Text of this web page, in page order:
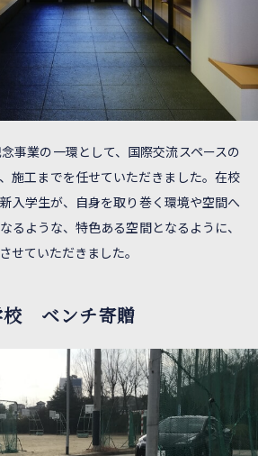
事業の一環として、国際交流スペースの
施工までを任せていただきました。在校
入学生が、自身を取り巻く環境や空間へ
るような、特色ある空間となるように、
せていただきました。
校 ベンチ寄贈